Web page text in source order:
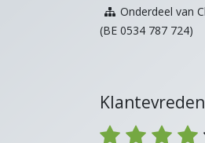
Onderdeel van
(BE 0534 787 724)